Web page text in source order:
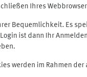
Ihres
Bequemlichkeit. Es
ist dann Ihr
werden im Rahmen